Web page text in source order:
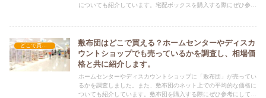
についても紹介しています。宅配ボックスを購入する際にぜひ参考
敷布団はどこで買える？ホームセンターやディスカ
ウントショップでも売っているかを調査し、相場価
格と共に紹介します。
ホームセンターやディスカウントショップに「敷布団」が売ってい
るかを調査しました。また、敷布団のネット上での平均的な価格に
ついても紹介しています。敷布団を購入する際にぜひ参考にしてく